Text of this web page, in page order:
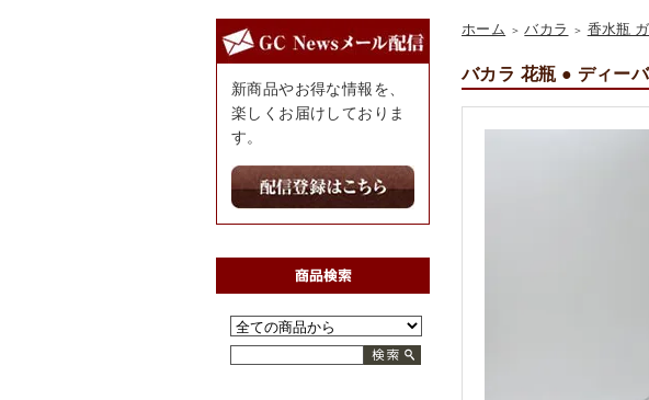
新商品やお得な情報を、
楽しくお届けしておりま
す。
ホーム ＞ バカラ ＞ 香水瓶
バカラ 花瓶 ● ディー